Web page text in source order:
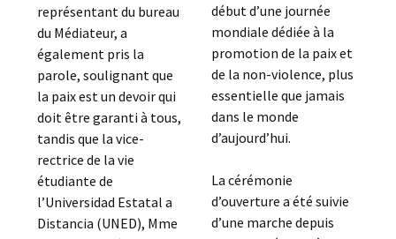
représentant du bureau
du Médiateur, a
également pris la
parole, soulignant que
la paix est un devoir qui
doit être garanti à tous,
tandis que la vice-
rectrice de la vie
étudiante de
l’Universidad Estatal a
Distancia (UNED), Mme
début d’une journée
mondiale dédiée à la
promotion de la paix et
de la non-violence, plus
essentielle que jamais
dans le monde
d’aujourd’hui.
La cérémonie
d’ouverture a été suivie
d’une marche depuis